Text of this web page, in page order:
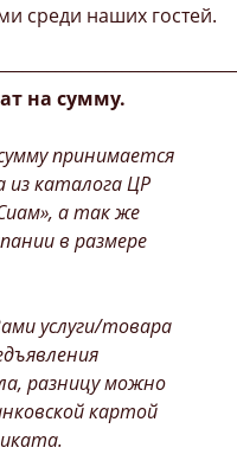
среди наших гостей.
на сумму.
принимается
из каталога ЦР
а так же
в размере
услуги/товара
разницу можно
картой